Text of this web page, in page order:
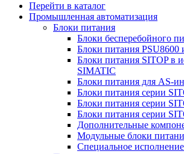
Перейти в каталог
Промышленная автоматизация
Блоки питания
Блоки бесперебойного
Блоки питания PSU8600
Блоки питания SITOP в
SIMATIC
Блоки питания для AS-
Блоки питания серии
Блоки питания серии
Блоки питания серии
Дополнительные
Модульные блоки
Специальное